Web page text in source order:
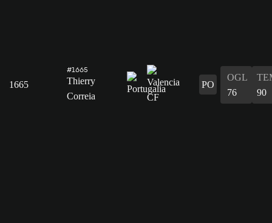
1665
#1665
Thierry
Correia
PO
OGL
76
90